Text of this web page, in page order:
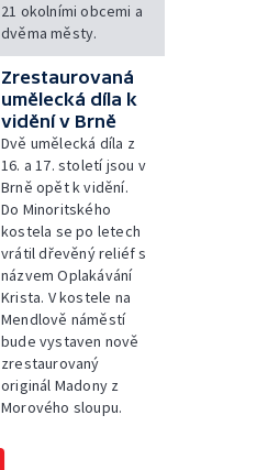
21 okolními obcemi a
dvěma městy.
Zrestaurovaná
umělecká díla k
vidění v Brně
Dvě umělecká díla z
16. a 17. století jsou v
Brně opět k vidění.
Do Minoritského
kostela se po letech
vrátil dřevěný reliéf s
názvem Oplakávání
Krista. V kostele na
Mendlově náměstí
bude vystaven nově
zrestaurovaný
originál Madony z
Morového sloupu.